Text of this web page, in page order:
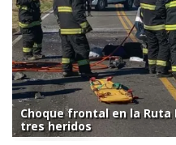
Choque frontal en la Ruta
tres heridos